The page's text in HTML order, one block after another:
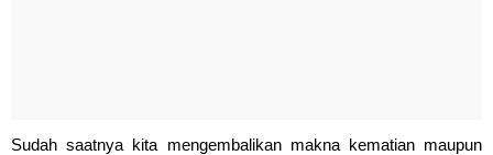
Sudah saatnya kita mengembalikan makna kematian maupun